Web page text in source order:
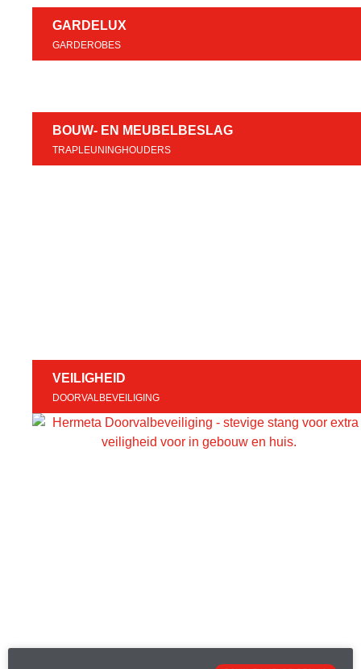
GARDELUX
GARDEROBES
BOUW- EN MEUBELBESLAG
TRAPLEUNINGHOUDERS
VEILIGHEID
DOORVALBEVEILIGING